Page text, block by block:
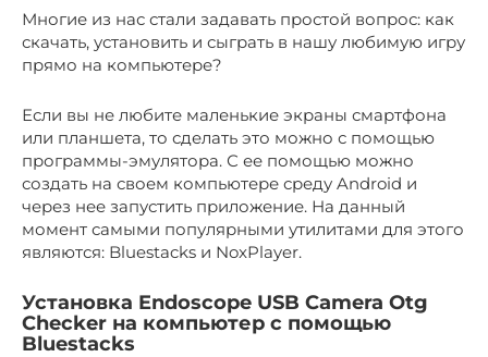
Многие из нас стали задавать простой вопрос: как
скачать, установить и сыграть в нашу любимую игру
прямо на компьютере?
Если вы не любите маленькие экраны смартфона
или планшета, то сделать это можно с помощью
программы-эмулятора. С ее помощью можно
создать на своем компьютере среду Android и
через нее запустить приложение. На данный
момент самыми популярными утилитами для этого
являются: Bluestacks и NoxPlayer.
Установка Endoscope USB Camera Otg
Checker на компьютер с помощью
Bluestacks